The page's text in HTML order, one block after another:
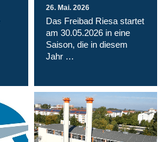
26. Mai. 2026
Das Freibad Riesa startet
am 30.05.2026 in eine
Saison, die in diesem
Jahr …